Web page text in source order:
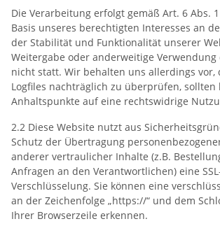
Die Verarbeitung erfolgt gemäß Art. 6 Abs.
Basis unseres berechtigten Interesses an
der Stabilität und Funktionalität unserer
Weitergabe oder anderweitige
nicht statt. Wir behalten uns allerdings vor,
Logfiles nachträglich zu überprüfen, sollten
Anhaltspunkte auf eine rechtswidrige
2.2 Diese Website nutzt aus
Schutz der Übertragung
anderer vertraulicher Inhalte (z.B.
Anfragen an den Verantwortlichen) eine
Verschlüsselung. Sie können eine
an der Zeichenfolge „https://“ und dem
Ihrer Browserzeile erkennen.